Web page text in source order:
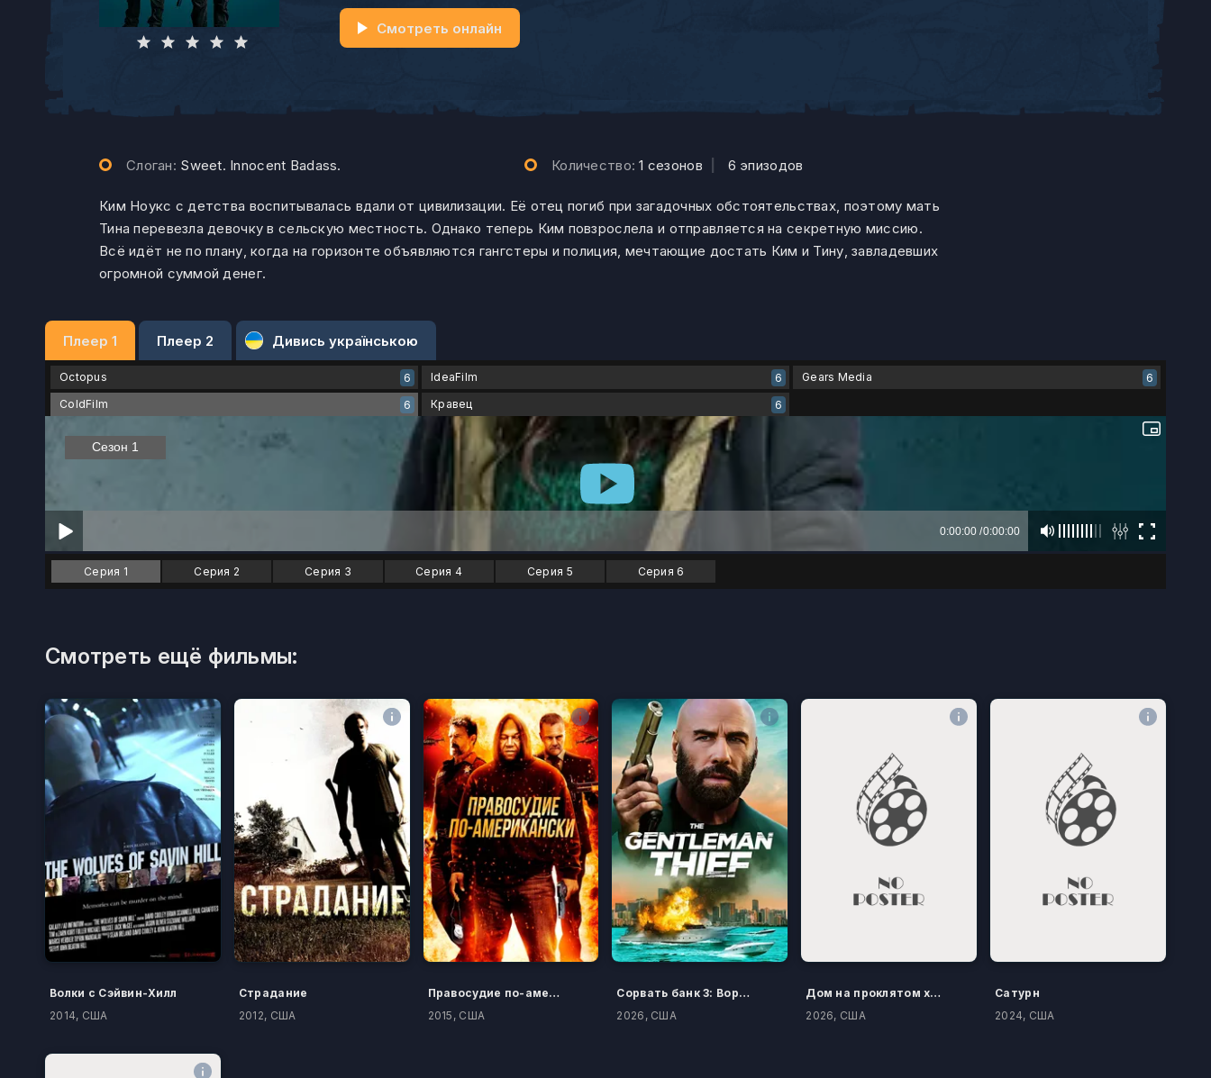
Смотреть онлайн
Слоган: Sweet. Innocent Badass. Количество:1 сезонов 6 эпизодов
Ким Ноукс с детства воспитывалась вдали от цивилизации. Её отец погиб при загадочных обстоятельствах, поэтому мать
Тина перевезла девочку в сельскую местность. Однако теперь Ким повзрослела и отправляется на секретную миссию.
Всё идёт не по плану, когда на горизонте объявляются гангстеры и полиция, мечтающие достать Ким и Тину, завладевших
огромной суммой денег.
Плеер 1 Плеер 2 Дивись українською
Octopus 6 IdeaFilm 6 Gears Media
6
ColdFilm
6 Кравец 6
Серия 1 Серия 2 Серия 3 Серия 4 Серия 5 Серия 6
Смотреть ещё фильмы:
Волки с Сэйвин-Хилл
2014, США
Страдание
2012, США
Правосудие по-американски
2015, США
Сорвать банк 3: Вор-джентльмен
2026, США
Дом на проклятом холме
2026, США
Сатурн
2024, США